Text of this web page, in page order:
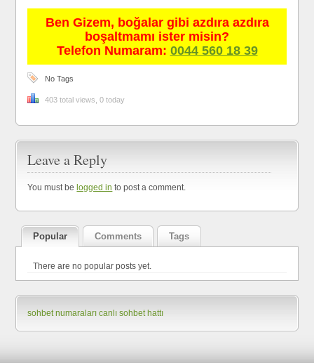
Ben Gizem, boğalar gibi azdıra azdıra
boşaltmamı ister misin?
Telefon Numaram: 0044 560 18 39
No Tags
403 total views, 0 today
Leave a Reply
You must be logged in to post a comment.
Popular Comments Tags
There are no popular posts yet.
sohbet numaraları canlı sohbet hattı